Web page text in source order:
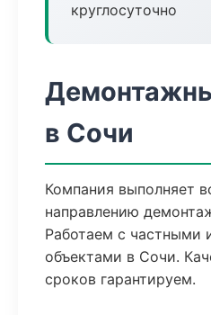
круглосуточно
в Сочи
Компания выполняет
направлению
Работаем с частными
объектами в Сочи.
сроков гарантируем.